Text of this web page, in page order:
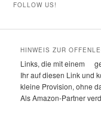
FOLLOW US!
HINWEIS ZUR
Links, die mit einem
Ihr auf diesen Link und
kleine Provision, ohne
Als Amazon-Partner